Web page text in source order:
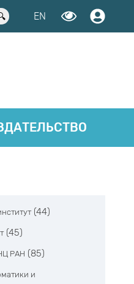
EN
(44)
(45)
РАН (85)
и